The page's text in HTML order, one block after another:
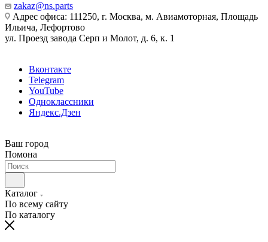
zakaz@ns.parts
Адрес офиса: 111250, г. Москва, м. Авиамоторная, Площадь
Ильича, Лефортово
ул. Проезд завода Серп и Молот, д. 6, к. 1
Вконтакте
Telegram
YouTube
Одноклассники
Яндекс.Дзен
Ваш город
Помона
Каталог
По всему сайту
По каталогу